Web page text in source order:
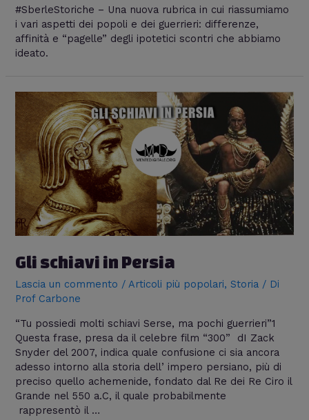
#SberleStoriche – Una nuova rubrica in cui riassumiamo
i vari aspetti dei popoli e dei guerrieri: differenze,
affinità e “pagelle” degli ipotetici scontri che abbiamo
ideato.
Gli schiavi in Persia
Lascia un commento /Articoli più popolari,Storia / Di
Prof Carbone
“Tu possiedi molti schiavi Serse, ma pochi guerrieri”1
Questa frase, presa da il celebre film “300” dI Zack
Snyder del 2007, indica quale confusione ci sia ancora
adesso intorno alla storia dell’ impero persiano, più di
preciso quello achemenide, fondato dal Re dei Re Ciro il
Grande nel 550 a.C, il quale probabilmente
rappresentò il …
Gli
schiavi
Persia